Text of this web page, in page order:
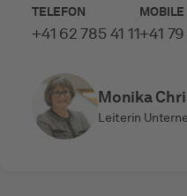
Monika
Leiterin
TELEFON
+41 62 785 41 11
MOBILE
+41